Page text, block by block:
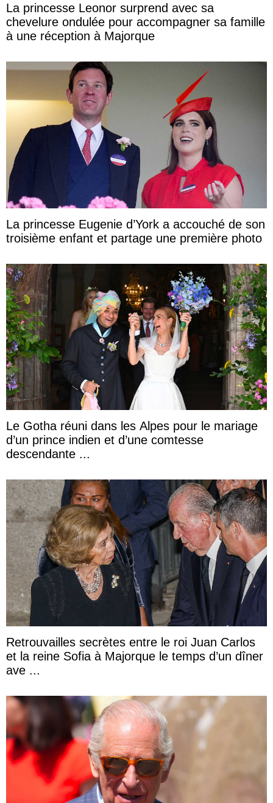
La princesse Leonor surprend avec sa
chevelure ondulée pour accompagner sa famille
à une réception à Majorque
La princesse Eugenie d’York a accouché de son
troisième enfant et partage une première photo
Le Gotha réuni dans les Alpes pour le mariage
d’un prince indien et d’une comtesse
descendante ...
Retrouvailles secrètes entre le roi Juan Carlos
et la reine Sofia à Majorque le temps d’un dîner
ave ...